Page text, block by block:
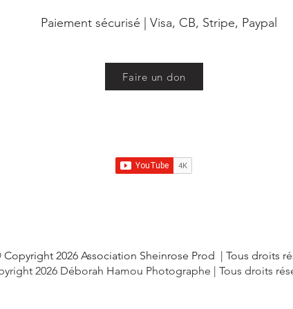
Paiement sécurisé Visa, CB, Stripe, Paypal
Faire un don
2026 Association Sheinrose Prod
| Tous droits
2026 Déborah Hamou Photographe | Tous droits